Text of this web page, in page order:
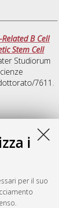
i
per il suo
B Cell
Stem Cell
Studiorum
7611.
brain